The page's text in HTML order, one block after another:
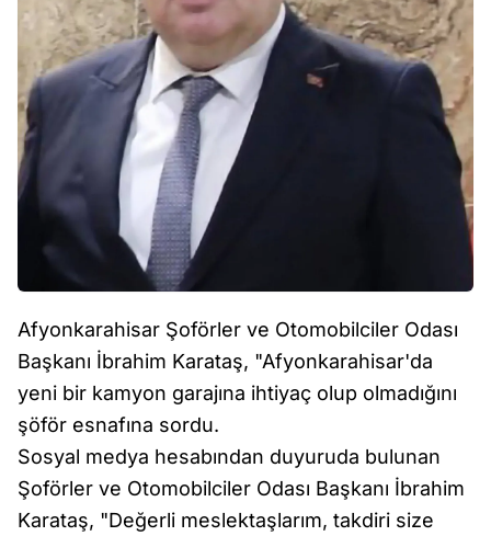
Afyonkarahisar Şoförler ve Otomobilciler Odası
Başkanı İbrahim Karataş, "Afyonkarahisar'da
yeni bir kamyon garajına ihtiyaç olup olmadığını
şöför esnafına sordu.
Sosyal medya hesabından duyuruda bulunan
Şoförler ve Otomobilciler Odası Başkanı İbrahim
Karataş, "Değerli meslektaşlarım, takdiri size